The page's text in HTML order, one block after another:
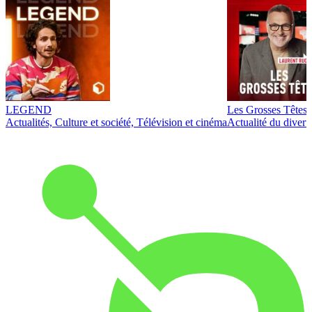
LEGEND
Actualités, Culture et société, Télévision et cinéma
Les Grosses Têtes
Actualité du